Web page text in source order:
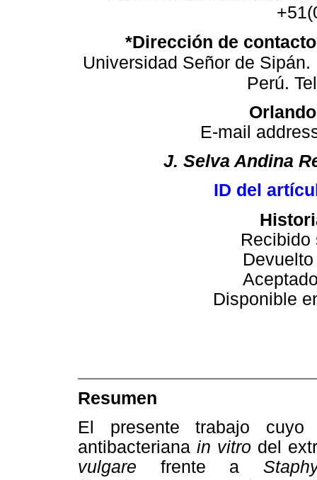
*Dirección de contacto
Universidad Señor de Sipán.
Perú.
E-mail
J. Selva Andina
ID del
Recibido
Disponible
Resumen
El presente trabajo
antibacteriana in vitro del
vulgare frente a